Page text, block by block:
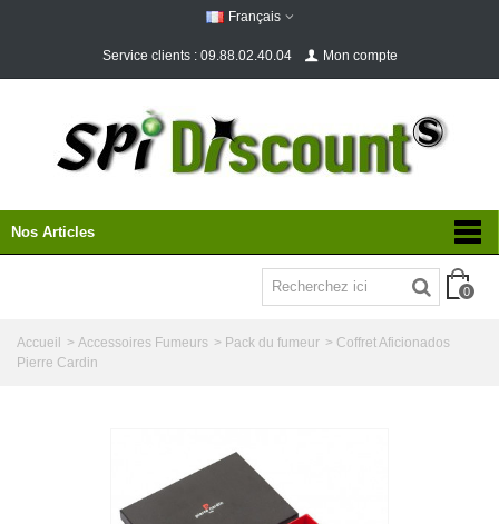
Français
Service clients : 09.88.02.40.04 Mon compte
Nos Articles
0
Accueil > Accessoires Fumeurs > Pack du fumeur > Coffret Aficionados
Pierre Cardin